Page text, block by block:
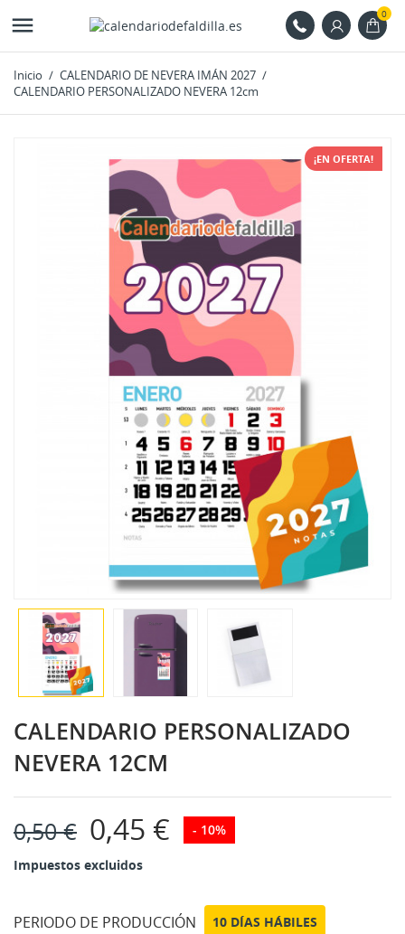
 0
Inicio
CALENDARIO DE NEVERA IMÁN 2027
CALENDARIO PERSONALIZADO NEVERA 12cm
¡EN OFERTA!
CALENDARIO PERSONALIZADO
NEVERA 12CM
0,50 € 0,45 € - 10%
Impuestos excluidos
PERIODO DE PRODUCCIÓN 10 DÍAS HÁBILES